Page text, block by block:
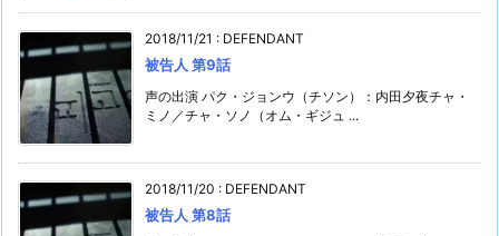
2018/11/21 : DEFENDANT
被告人 第9話
声の出演 パク・ジョンウ（チソン）：内田夕夜チャ・
ミノ／チャ・ソノ（オム・ギジュ ...
2018/11/20 : DEFENDANT
被告人 第8話